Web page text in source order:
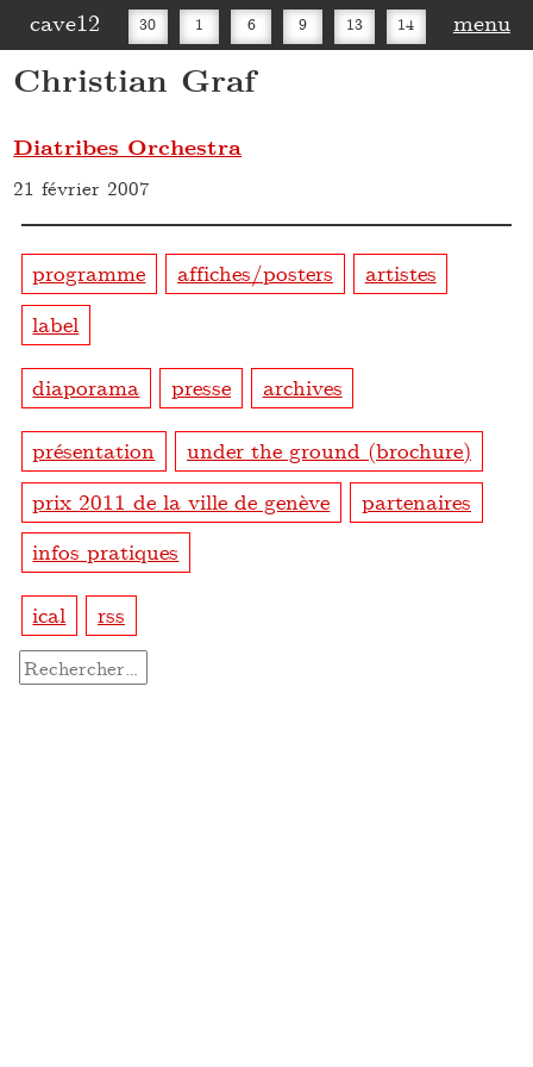
cave12 30 1 6 9 13 14
20 27
menu
Christian Graf
Diatribes Orchestra
21 février 2007
programme affiches/posters
artistes
label
diaporama presse archives
présentation
under the ground (brochure)
prix 2011 de la ville de genève
partenaires
infos pratiques
ical rss
Rechercher :